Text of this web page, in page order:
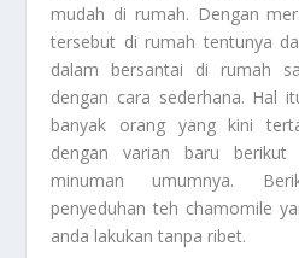
mudah di rumah. Dengan
tersebut di rumah tentunya
dalam bersantai di rumah
dengan cara sederhana. Hal
banyak orang yang kini
dengan varian baru berikut
minuman umumnya.
penyeduhan teh chamomile
anda lakukan tanpa ribet.